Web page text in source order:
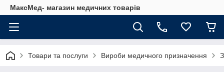
МаксМед- магазин медичних товарів
Товари та послуги Вироби медичного призначення